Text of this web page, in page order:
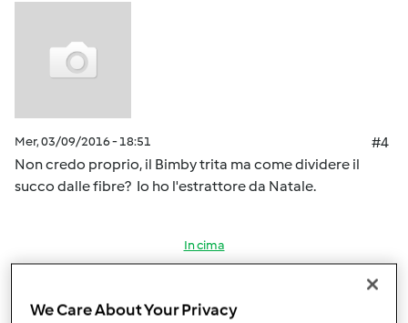
Mer, 03/09/2016 - 18:51
#4
Non credo proprio, il Bimby trita ma come dividere il
succo dalle fibre? Io ho l'estrattore da Natale.
In cima
We Care About Your Privacy